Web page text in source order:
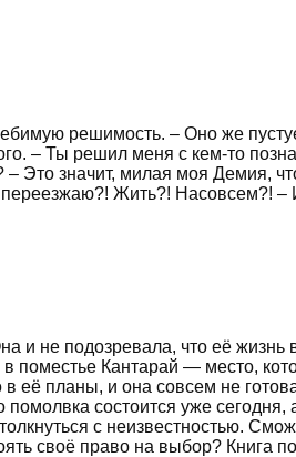
решимость. – Оно же
– Ты решил меня с кем-то
Это значит, милая моя Демия,
Жить?! Насовсем?!
и не подозревала, что её жизнь
поместье Кантарай — место,
её планы, и она совсем не
состоится уже сегодня,
с неизвестностью.
своё право на выбор? Книга